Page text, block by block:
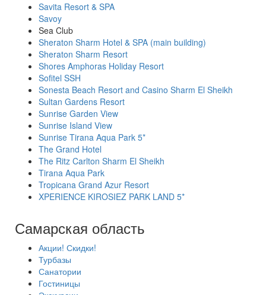
Savita Resort & SPA
Savoy
Sea Club
Sheraton Sharm Hotel & SPA (main building)
Sheraton Sharm Resort
Shores Amphoras Holiday Resort
Sofitel SSH
Sonesta Beach Resort and Casino Sharm El Sheikh
Sultan Gardens Resort
Sunrise Garden View
Sunrise Island View
Sunrise Tirana Aqua Park 5*
The Grand Hotel
The Ritz Carlton Sharm El Sheikh
Tirana Aqua Park
Tropicana Grand Azur Resort
XPERIENCE KIROSIEZ PARK LAND 5*
Самарская область
Акции! Скидки!
Турбазы
Санатории
Гостиницы